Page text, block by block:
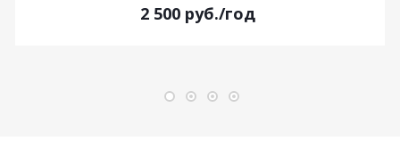
2 500 руб./год